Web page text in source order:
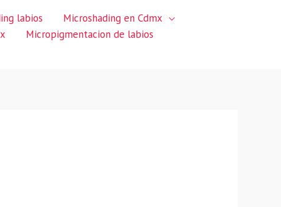
labios
Microshading en Cdmx
Micropigmentacion de labios